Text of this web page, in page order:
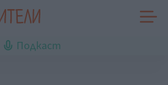
Подкаст